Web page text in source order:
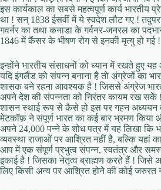
इस कार्यकाल का सबसे महत्वपूर्ण कार्य भारतीय
था ! सन् 1838 ईसवीं में ये स्वदेश लौट गए !
गवर्नर का तथा कनाडा के गर्वनर-जनरल का
1846 में कैंसर के भीषण रोग से इनकी मृत्यु हो गई !
इन्होंने भारतीय संसाधनों को ध्यान में रखते हुए
यदि इंगलैंड को संपन्न बनाना है तो अंग्रेजों का
शासक बने रहना आवश्यक है ! जिससे अंग्रेज
अपने देश की संपन्नता को निरंतर कायम रख सकें
शासन स्थाई रूप से कैसे हो इस पर गहन अध्ययन
मेटकॉफ़ ने संपूर्ण भारत का कई बार भ्रमण किया
अपने 24,000 पन्ने के शोध पत्र में यह लिखा कि
व्यवस्था राजाओं पर आश्रित नहीं है, बल्कि यहां
आप में एक संपूर्ण प्रभुत्व संपन्न, स्वतंत्र और
इकाई है ! जिसका नेतृत्व ब्राह्मण करते हैं ! जिसे
लिए किसी अन्य पर आश्रित होने की कोई जरुरत